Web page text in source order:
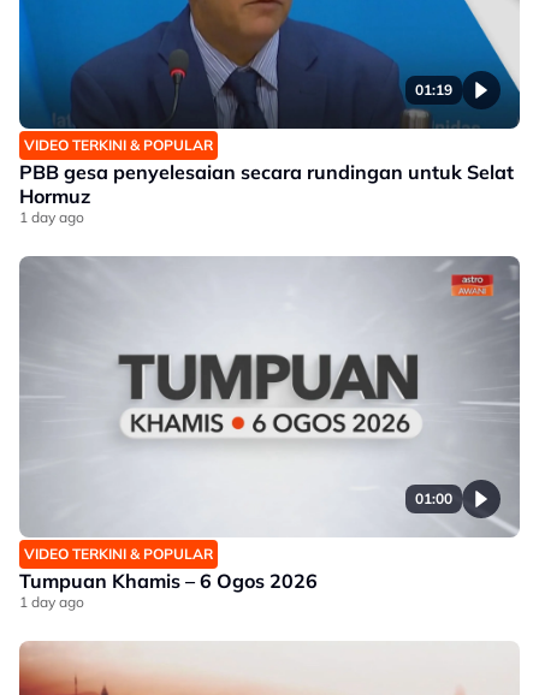
01:19
VIDEO TERKINI & POPULAR
PBB gesa penyelesaian secara rundingan untuk Selat
Hormuz
1 day ago
01:00
VIDEO TERKINI & POPULAR
Tumpuan Khamis – 6 Ogos 2026
1 day ago